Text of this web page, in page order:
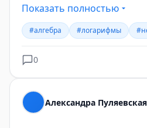
Показать полностью
#алгебра #логарифмы
0
Александра Пуляевская